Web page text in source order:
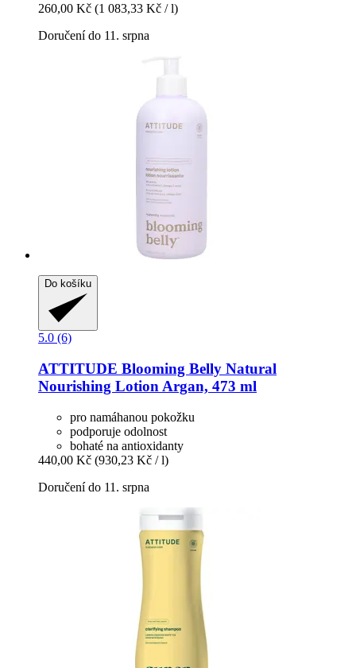
260,00 Kč (1 083,33 Kč / l)
Doručení do 11. srpna
Do košíku
5.0 (6)
ATTITUDE Blooming Belly Natural
Nourishing Lotion Argan, 473 ml
pro namáhanou pokožku
podporuje odolnost
bohaté na antioxidanty
440,00 Kč (930,23 Kč / l)
Doručení do 11. srpna